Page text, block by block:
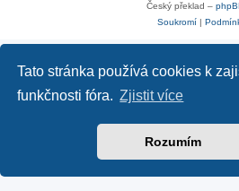
Tato stránka používá cookies k
funkčnosti fóra. Zjistit více
Rozumím
Český překlad –
Soukromí|